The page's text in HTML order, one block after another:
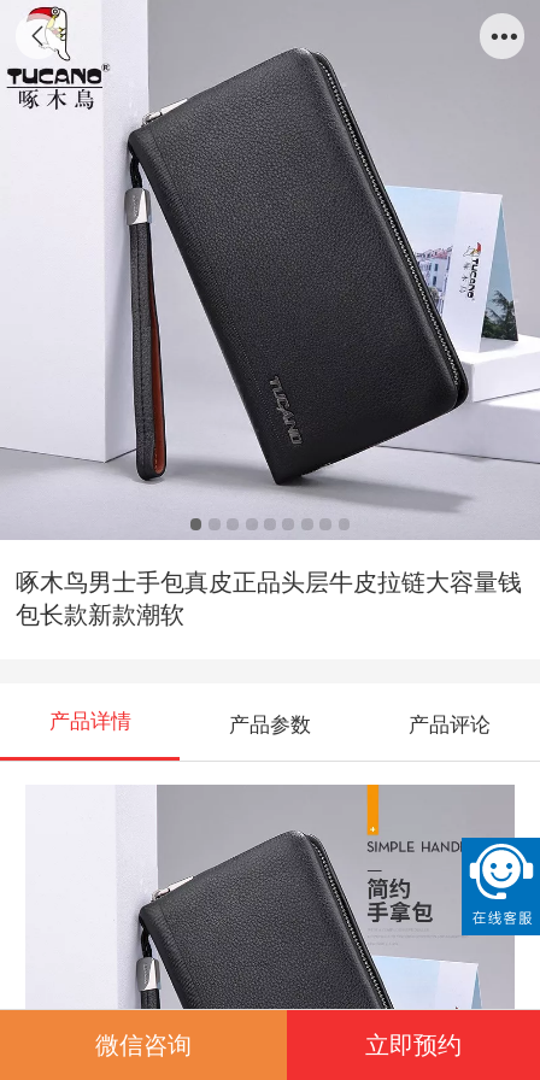
啄木鸟男士手包真皮正品头层牛皮拉链大容量钱
包长款新款潮软
产品详情 产品参数 产品评论
微信咨询 立即预约